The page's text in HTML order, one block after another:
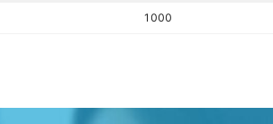
1000